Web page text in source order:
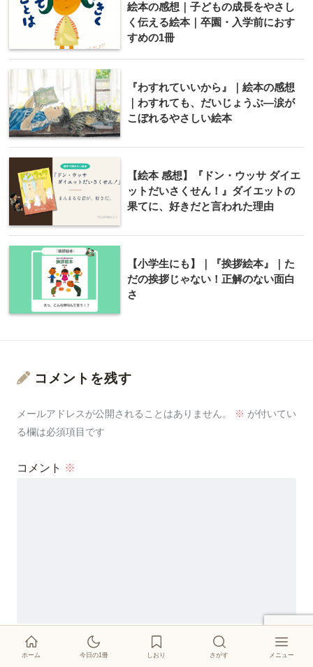
絵本の感想｜子どもの成長をやさし
く伝える絵本｜卒園・入学前におす
すめの1冊
『わすれていいから』｜絵本の感想
｜わすれても、だいじょうぶ―涙が
こぼれるやさしい絵本
【絵本 感想】『ドン・ウッサ ダイエ
ットだいさくせん！』ダイエットの
果てに、好きだと言われた理由
【小学生にも】｜『挨拶絵本』｜た
だの挨拶じゃない！正解のない面白
さ
コメントを残す
メールアドレスが公開されることはありません。 ※ が付いてい
る欄は必須項目です
コメント ※
名前
絵本紹介 今日の1冊 イベント 登場キャラクターこのブログについてお問い合わせ
ホーム 今日の1冊 しおり さがす メニュー